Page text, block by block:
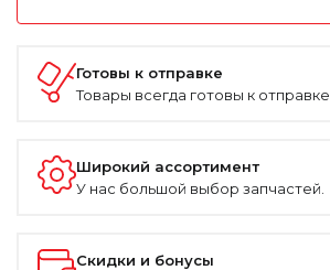
Готовы к отправке
Товары всегда готовы к отправке.
Широкий ассортимент
У нас большой выбор запчастей.
Скидки и бонусы